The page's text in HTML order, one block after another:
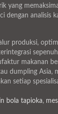
yang
dengan analisis
produksi,
makanan
dumpling Asia,
setiap
bola tapioka,